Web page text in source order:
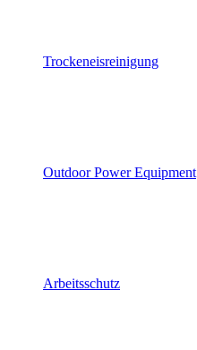
Trockeneisreinigung
Outdoor Power Equipment
Arbeitsschutz